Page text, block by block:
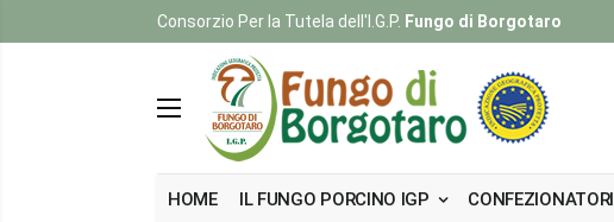
Consorzio Per la Tutela dell'I.G.P. Fungo di Borgotaro
HOME IL FUNGO PORCINO IGP CONFEZIONATORI